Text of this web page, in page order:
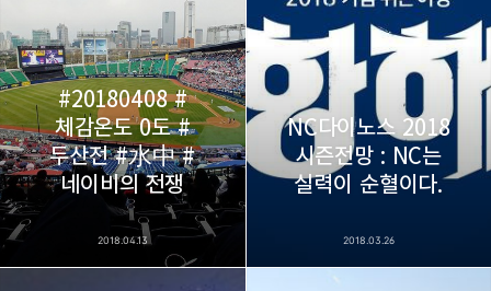
구독하기
카카오톡
카카오스토리 밴드 네이버 블로그
#20180408 #
체감온도 0도 #
두산전 #水中 #
네이비의 전쟁
2018.04.13
NC다이노스 2018
시즌전망 : NC는
실력이 순혈이다.
2018.03.26